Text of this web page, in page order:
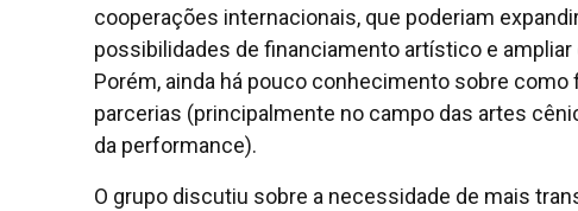
cooperações internacionais, que poderiam
possibilidades de financiamento artístico e ampliar
Porém, ainda há pouco conhecimento sobre como
parcerias (principalmente no campo das artes
da performance).
O grupo discutiu sobre a necessidade de mais